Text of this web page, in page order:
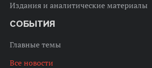
Издания и аналитические материалы
СОБЫТИЯ
Главные темы
Все новости